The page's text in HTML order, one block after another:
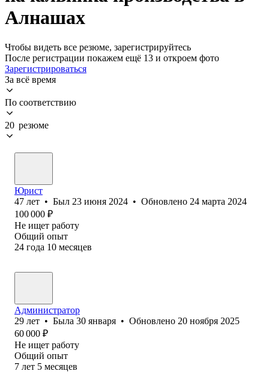
Алнашах
Чтобы видеть все резюме, зарегистрируйтесь
После регистрации покажем ещё 13 и откроем фото
Зарегистрироваться
За всё время
По соответствию
20 резюме
Юрист
47 лет • Был 23 июня 2024 • Обновлено 24 марта 2024
100 000 ₽
Не ищет работу
Общий опыт
24 года 10 месяцев
Администратор
29 лет • Была 30 января • Обновлено 20 ноября 2025
60 000 ₽
Не ищет работу
Общий опыт
7 лет 5 месяцев